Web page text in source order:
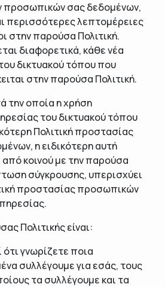
προσωπικών σας δεδομένων,
περισσότερες λεπτομέρειες
στην παρούσα Πολιτική.
διαφορετικά, κάθε νέα
δικτυακού τόπου που
στην παρούσα Πολιτική.
την οποία η χρήση
του δικτυακού τόπου
Πολιτική προστασίας
η ειδικότερη αυτή
από κοινού με την παρούσα
σύγκρουσης, υπερισχύει
προστασίας προσωπικών
Πολιτικής είναι:
γνωρίζετε ποια
συλλέγουμε για εσάς, τους
τα συλλέγουμε και τα